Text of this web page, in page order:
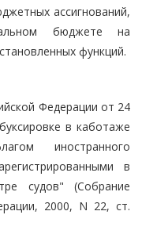
ассигнований,
бюджете на
функций.
Федерации от 24
в каботаже
иностранного
в
судов" (Собрание
2000, N 22, ст.